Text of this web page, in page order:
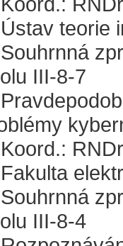
teorie
III-8-7
III-8-4